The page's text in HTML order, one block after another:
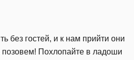
без гостей, и к нам прийти они
Похлопайте в ладоши